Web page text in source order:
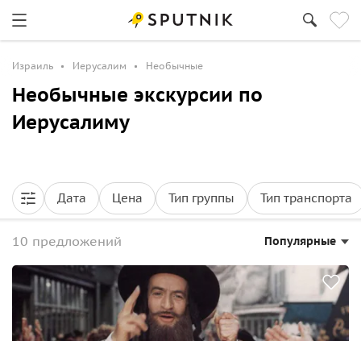
Израиль Иерусалим Необычные
Необычные экскурсии по
Иерусалиму
Дата Цена Тип группы Тип транспорта
10 предложений Популярные